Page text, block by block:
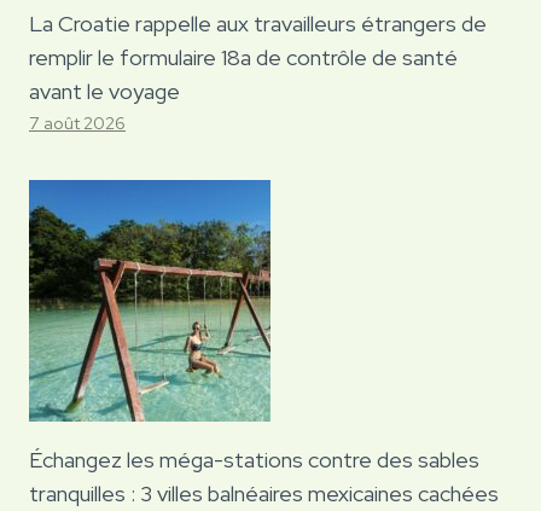
La Croatie rappelle aux travailleurs étrangers de
remplir le formulaire 18a de contrôle de santé
avant le voyage
7 août 2026
Échangez les méga-stations contre des sables
tranquilles : 3 villes balnéaires mexicaines cachées